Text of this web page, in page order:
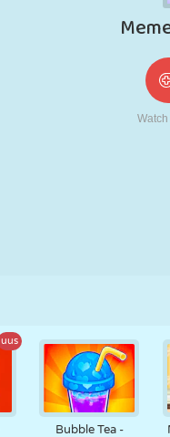
ROBOT
TRULL
uus
Bubble Tea -